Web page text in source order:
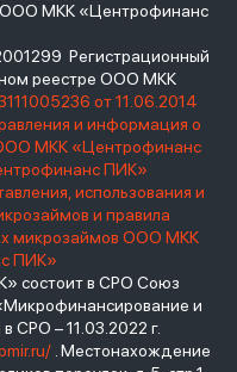
МКК «Центрофинанс
Регистрационный
реестре ООО МКК
от 11.06.2014
и информация о
ООО МКК «Центрофинанс
ПИК»
использования и
и правила
микрозаймов ООО МКК
ПИК»
состоит в СРО Союз
и
СРО – 11.03.2022 г.
. Местонахождение